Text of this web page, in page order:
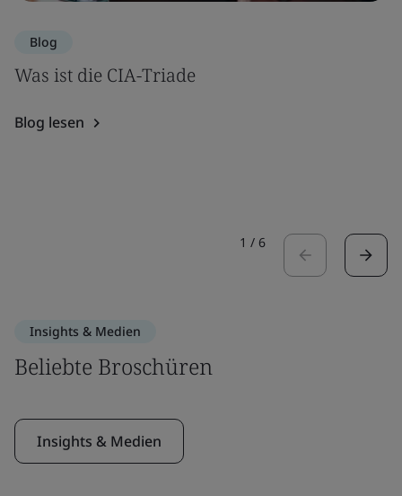
Blog
Was ist die CIA-Triade
Blog lesen
1 / 6
Insights & Medien
Beliebte Broschüren
Insights & Medien